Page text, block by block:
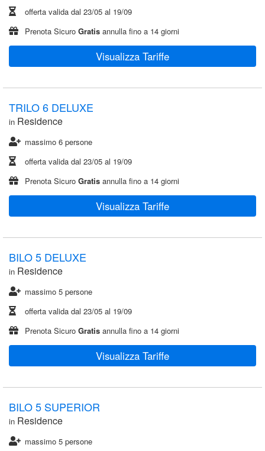
offerta valida dal 23/05 al 19/09
Prenota Sicuro Gratis annulla fino a 14 giorni
Visualizza Tariffe
TRILO 6 DELUXE
in Residence
massimo 6 persone
offerta valida dal 23/05 al 19/09
Prenota Sicuro Gratis annulla fino a 14 giorni
Visualizza Tariffe
BILO 5 DELUXE
in Residence
massimo 5 persone
offerta valida dal 23/05 al 19/09
Prenota Sicuro Gratis annulla fino a 14 giorni
Visualizza Tariffe
BILO 5 SUPERIOR
in Residence
massimo 5 persone